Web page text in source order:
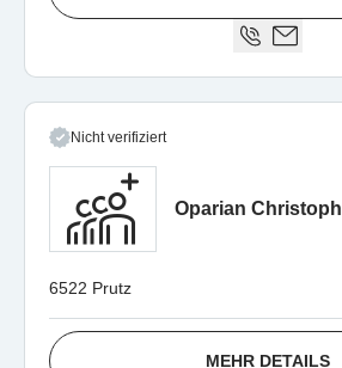
Nicht verifiziert
Oparian Christoph
6522 Prutz
MEHR DETAILS